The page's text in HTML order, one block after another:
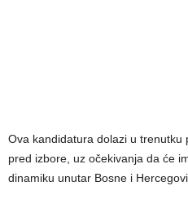
Ova kandidatura dolazi u trenutku
pred izbore, uz očekivanja da će
dinamiku unutar Bosne i